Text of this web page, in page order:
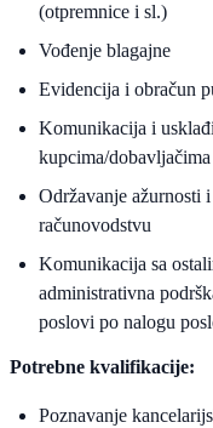
(otpremnice i sl.)
Vođenje blagajne
Evidencija i obračun
Komunikacija i
kupcima/dobavljačima
Održavanje ažurnosti
računovodstvu
Komunikacija sa
administrativna
poslovi po nalogu
Potrebne kvalifikacije:
Poznavanje